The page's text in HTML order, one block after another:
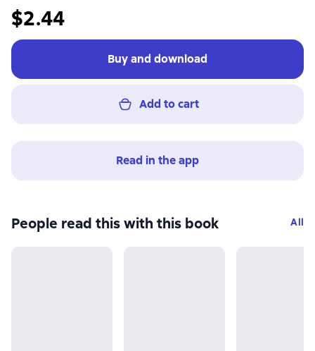
$2.44
Buy and download
Add to cart
Read in the app
People read this with this book All